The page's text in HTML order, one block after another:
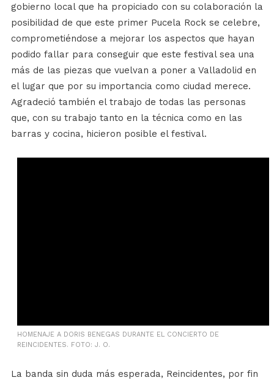
gobierno local que ha propiciado con su colaboración la
posibilidad de que este primer Pucela Rock se celebre,
comprometiéndose a mejorar los aspectos que hayan
podido fallar para conseguir que este festival sea una
más de las piezas que vuelvan a poner a Valladolid en
el lugar que por su importancia como ciudad merece.
Agradeció también el trabajo de todas las personas
que, con su trabajo tanto en la técnica como en las
barras y cocina, hicieron posible el festival.
HOMENAJE A DORIS BENEGAS DURANTE EL CONCIERTO DE
REINCIDENTES. FOTO: J. O.
La banda sin duda más esperada, Reincidentes, por fin